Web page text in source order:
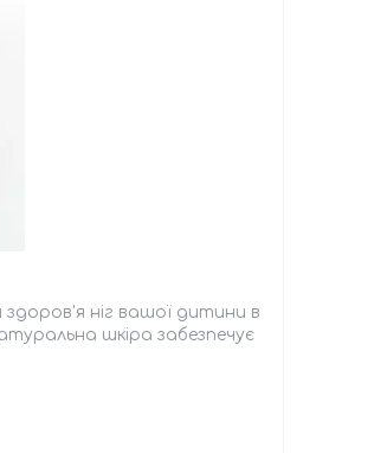
здоров'я ніг вашої дитини в
шкіра забезпечує